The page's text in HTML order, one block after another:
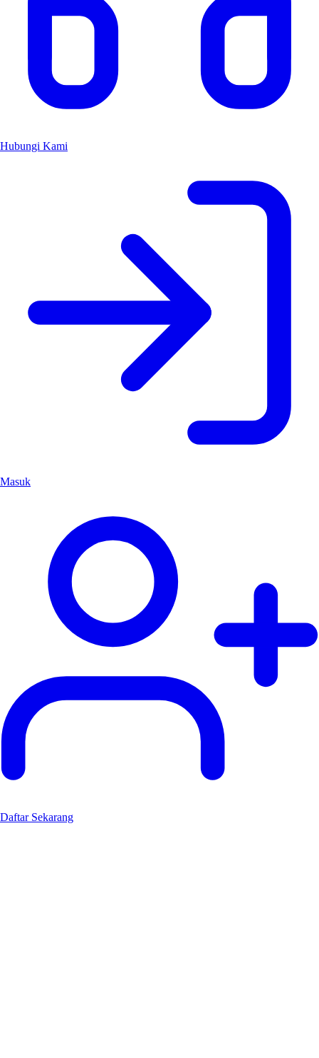
Hubungi Kami
Masuk
Daftar Sekarang